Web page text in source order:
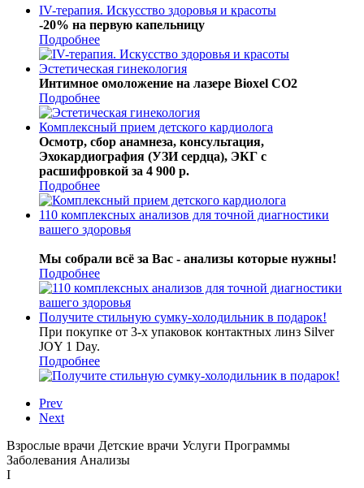
IV-терапия. Искусство здоровья и красоты
-20% на первую капельницу
Подробнее
Эстетическая гинекология
Интимное омоложение на лазере Bioxel CO2
Подробнее
Комплексный прием детского кардиолога
Осмотр, сбор анамнеза, консультация,
Эхокардиография (УЗИ сердца), ЭКГ с
расшифровкой за 4 900 р.
Подробнее
110 комплексных анализов для точной диагностики
вашего здоровья
Мы собрали всё за Вас - анализы которые нужны!
Подробнее
Получите стильную сумку-холодильник в подарок!
При покупке от 3-х упаковок контактных линз Silver
JOY 1 Day.
Подробнее
Prev
Next
Взрослые врачи Детские врачи Услуги Программы
Заболевания Анализы
I